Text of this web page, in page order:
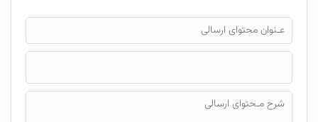
فایل محتوای ارسالی